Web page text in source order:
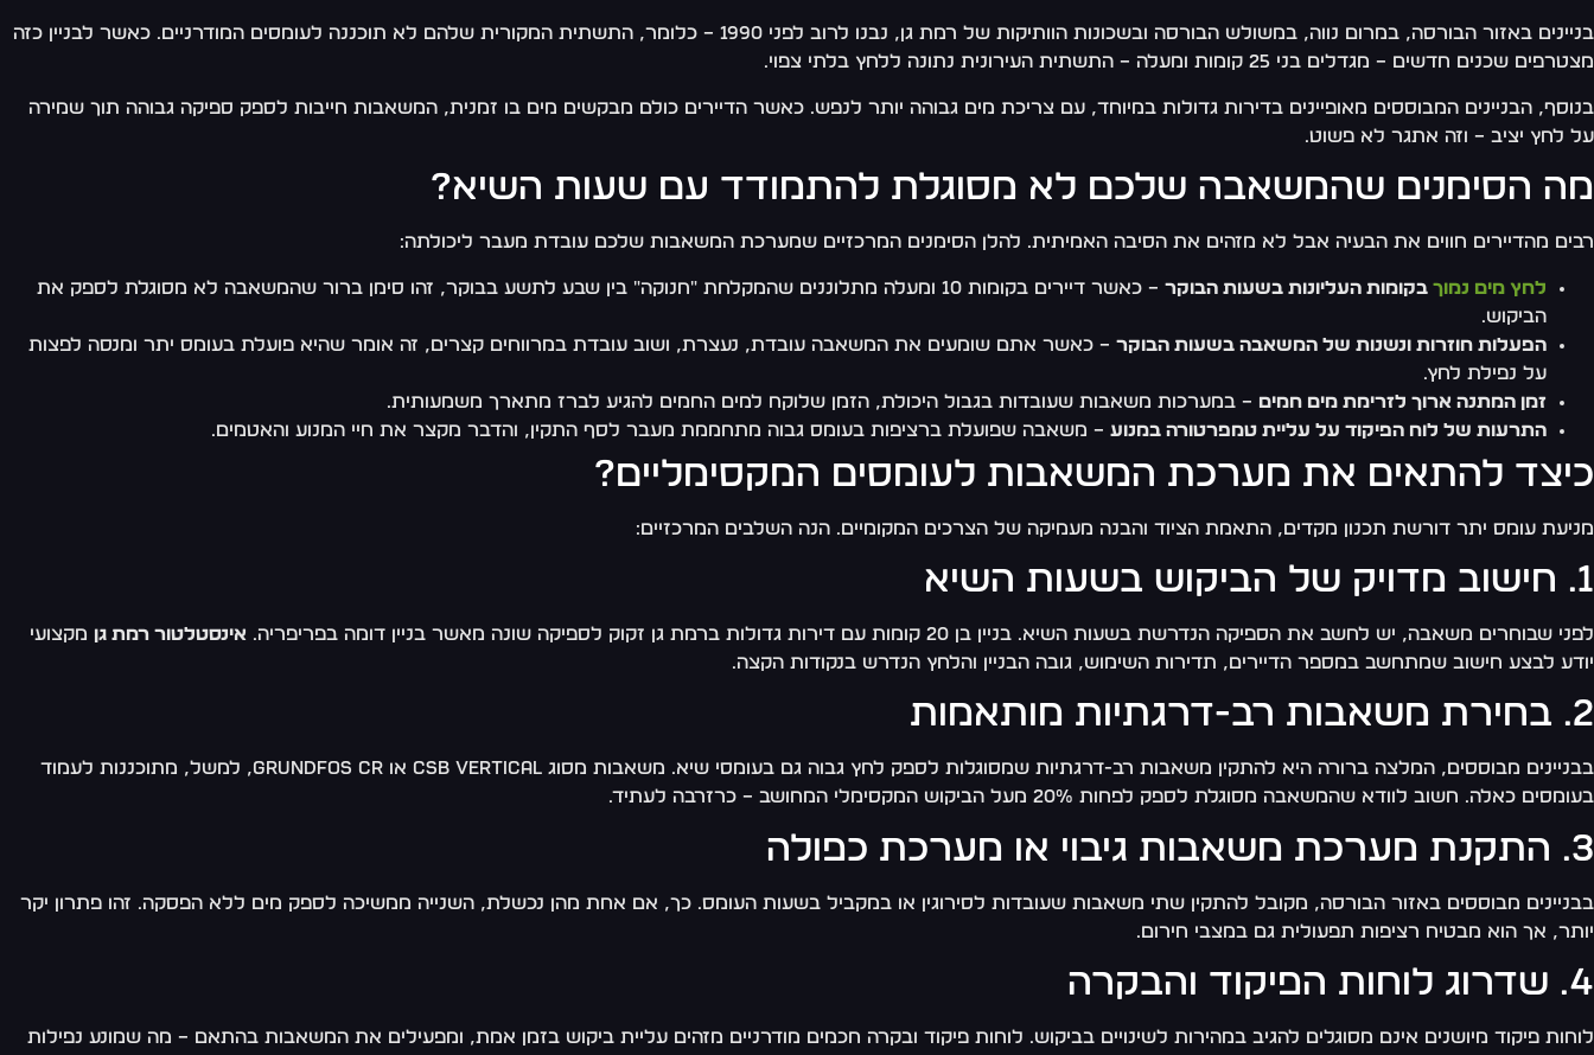
בניינים באזור הבורסה, במרום נווה, במשולש הבורסה ובשכונות הוותיקות של רמת גן, נבנו לרוב לפני 1990 – כלומר, התשתית המקורית שלהם לא תוכננה לעומסים המודרניים. כאשר לבניין כזה
מצטרפים שכנים חדשים – מגדלים בני 25 קומות ומעלה – התשתית העירונית נתונה ללחץ בלתי צפוי.
בנוסף, הבניינים המבוססים מאופיינים בדירות גדולות במיוחד, עם צריכת מים גבוהה יותר לנפש. כאשר הדיירים כולם מבקשים מים בו זמנית, המשאבות חייבות לספק ספיקה גבוהה תוך שמירה
על לחץ יציב – וזה אתגר לא פשוט.
מה הסימנים שהמשאבה שלכם לא מסוגלת להתמודד עם שעות השיא?
רבים מהדיירים חווים את הבעיה אבל לא מזהים את הסיבה האמיתית. להלן הסימנים המרכזיים שמערכת המשאבות שלכם עובדת מעבר ליכולתה:
לחץ מים נמוך בקומות העליונות בשעות הבוקר
– כאשר דיירים בקומות 10 ומעלה מתלוננים שהמקלחת "חנוקה" בין שבע לתשע בבוקר, זהו סימן ברור שהמשאבה לא מסוגלת לספק את
הביקוש.
הפעלות חוזרות ונשנות של המשאבה בשעות הבוקר – כאשר אתם שומעים את המשאבה עובדת, נעצרת, ושוב עובדת במרווחים קצרים, זה אומר שהיא פועלת בעומס יתר ומנסה לפצות
על נפילת לחץ.
זמן המתנה ארוך לזרימת מים חמים – במערכות משאבות שעובדות בגבול היכולת, הזמן שלוקח למים החמים להגיע לברז מתארך משמעותית.
התרעות של לוח הפיקוד על עליית טמפרטורה במנוע – משאבה שפועלת ברציפות בעומס גבוה מתחממת מעבר לסף התקין, והדבר מקצר את חיי המנוע והאטמים.
כיצד להתאים את מערכת המשאבות לעומסים המקסימליים?
מניעת עומס יתר דורשת תכנון מקדים, התאמת הציוד והבנה מעמיקה של הצרכים המקומיים. הנה השלבים המרכזיים:
1. חישוב מדויק של הביקוש בשעות השיא
לפני שבוחרים משאבה, יש לחשב את הספיקה הנדרשת בשעות השיא. בניין בן 20 קומות עם דירות גדולות ברמת גן זקוק לספיקה שונה מאשר בניין דומה בפריפריה. אינסטלטור רמת גן מקצועי
יודע לבצע חישוב שמתחשב במספר הדיירים, תדירות השימוש, גובה הבניין והלחץ הנדרש בנקודות הקצה.
2. בחירת משאבות רב-דרגתיות מותאמות
בבניינים מבוססים, המלצה ברורה היא להתקין משאבות רב-דרגתיות שמסוגלות לספק לחץ גבוה גם בעומסי שיא. משאבות מסוג CSB Vertical או Grundfos CR, למשל, מתוכננות לעמוד
בעומסים כאלה. חשוב לוודא שהמשאבה מסוגלת לספק לפחות 20% מעל הביקוש המקסימלי המחושב – כרזרבה לעתיד.
3. התקנת מערכת משאבות גיבוי או מערכת כפולה
בבניינים מבוססים באזור הבורסה, מקובל להתקין שתי משאבות שעובדות לסירוגין או במקביל בשעות העומס. כך, אם אחת מהן נכשלת, השנייה ממשיכה לספק מים ללא הפסקה. זהו פתרון יקר
יותר, אך הוא מבטיח רציפות תפעולית גם במצבי חירום.
4. שדרוג לוחות הפיקוד והבקרה
לוחות פיקוד מיושנים אינם מסוגלים להגיב במהירות לשינויים בביקוש. לוחות פיקוד ובקרה חכמים מודרניים מזהים עליית ביקוש בזמן אמת, ומפעילים את המשאבות בהתאם – מה שמונע נפילות